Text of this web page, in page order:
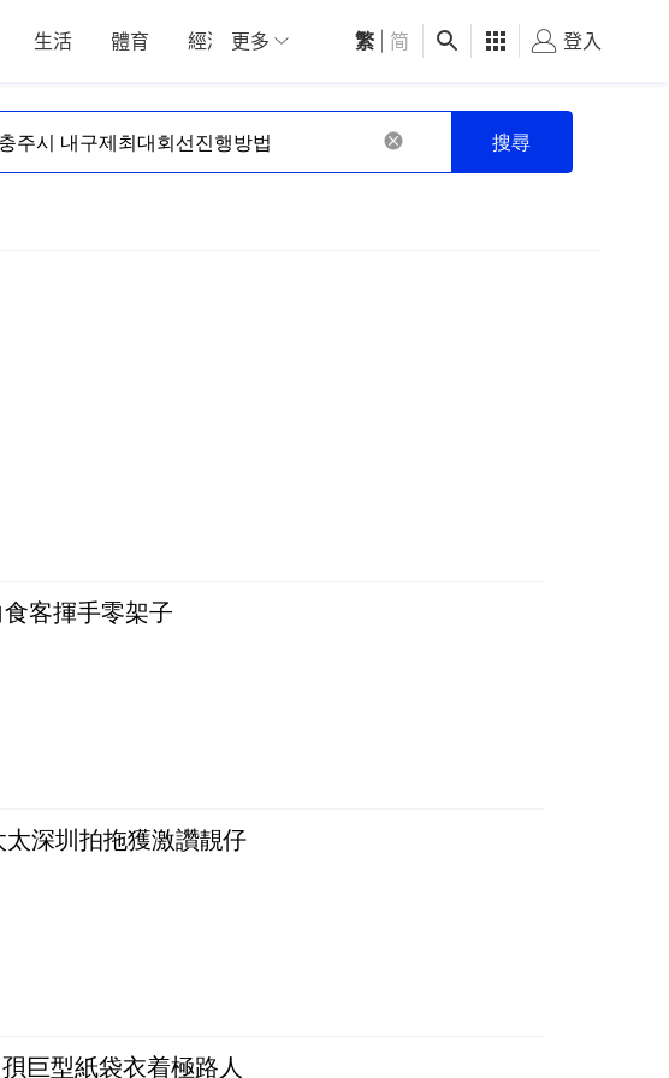
生活 體育 經濟 01深圳 觀點 健康 好食玩飛
更多 繁 简 登入